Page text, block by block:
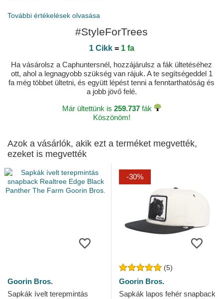
További értékelések olvasása
#StyleForTrees
1 Cikk= 1 fa
Ha vásárolsz a Caphuntersnél, hozzájárulsz a fák ültetéséhez
ott, ahol a legnagyobb szükség van rájuk. A te segítségeddel 1
fa még többet ültetni, és együtt lépést tenni a fenntarthatóság és
a jobb jövő felé.
Már ültettünk is 259.737fák
Köszönöm!
Azok a vásárlók, akik ezt a terméket megvették,
ezeket is megvették
Goorin Bros.
Sapkák ívelt terepmintás
-30%
(5)
Goorin Bros.
Sapkák lapos fehér snapback